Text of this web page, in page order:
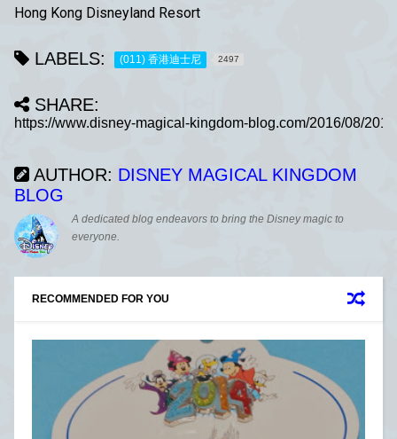
Hong Kong Disneyland Resort
LABELS: (011) 香港迪士尼 2497
SHARE:
AUTHOR: DISNEY MAGICAL KINGDOM
BLOG
A dedicated blog endeavors to bring the Disney magic to
everyone.
RECOMMENDED FOR YOU